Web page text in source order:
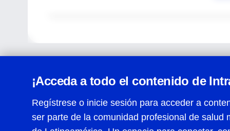
¡Acceda a todo el contenido de
Regístrese o inicie sesión para acceder a
ser parte de la comunidad profesional de salud
Centro de Ayuda